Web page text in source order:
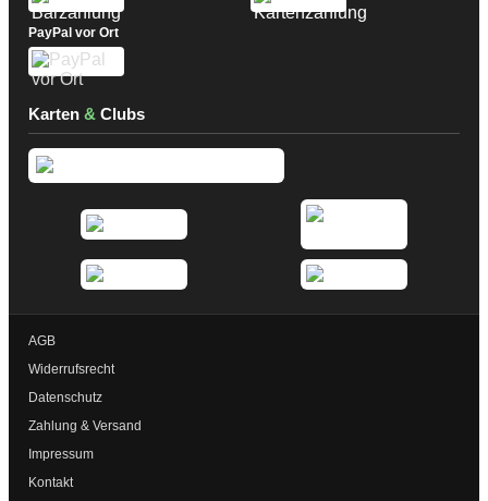
PayPal vor Ort
Karten & Clubs
AGB
Widerrufsrecht
Datenschutz
Zahlung & Versand
Impressum
Kontakt